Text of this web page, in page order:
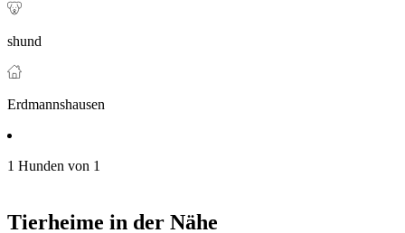
shund
Erdmannshausen
1 Hunden von 1
Tierheime in der Nähe